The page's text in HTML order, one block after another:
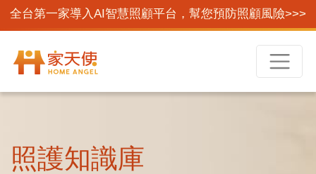
全台第一家導入AI智慧照顧平台，幫您預防照顧風險>>>
照護知識庫